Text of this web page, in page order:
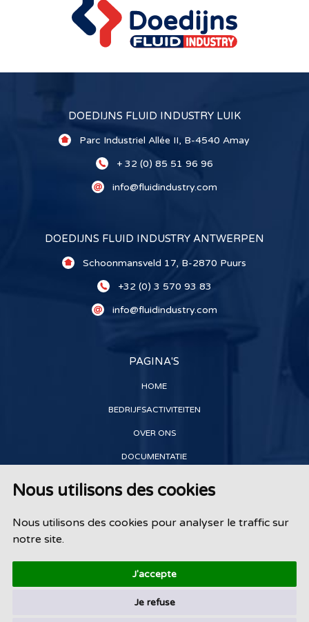
Nous utilisons des cookies
Nous utilisons des cookies pour analyser le traffic sur
notre site.
J'accepte
Je refuse
DOEDIJNS FLUID INDUSTRY LUIK
Parc Industriel Allée II, B-4540 Amay
+ 32 (0) 85 51 96 96
info@fluidindustry.com
DOEDIJNS FLUID INDUSTRY ANTWERPEN
Schoonmansveld 17, B-2870 Puurs
+32 (0) 3 570 93 83
info@fluidindustry.com
PAGINA'S
HOME
BEDRIJFSACTIVITEITEN
OVER ONS
DOCUMENTATIE
CONTACT
- Copyright 2025 - 2026 Doedijns Fluid